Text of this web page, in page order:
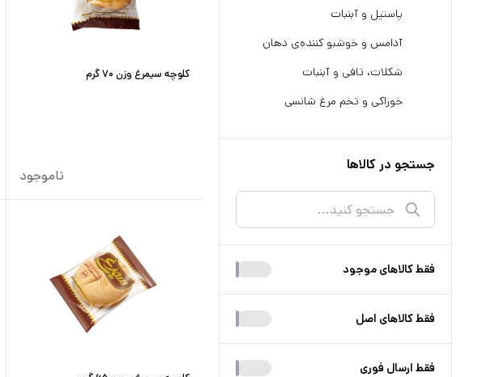
پاستیل و آبنبات
آدامس و خوشبو کننده‌ی دهان
شکلات، تافی و آبنبات
خوراکی و تخم مرغ شانسی
جستجو در کالاها
فقط کالا‌های موجود
فقط کالا‌های اصل
فقط ارسال فوری
کلوچه سیمرغ وزن ۷۰ گرم
ناموجود